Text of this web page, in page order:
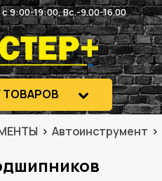
9:00-19:00, Вс.-9.00-16.00
ТОВАРОВ
Автоинструмент